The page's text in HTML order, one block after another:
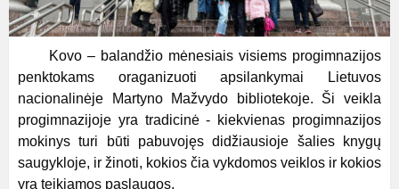
Kovo – balandžio mėnesiais visiems progimnazijos
penktokams oraganizuoti apsilankymai Lietuvos
nacionalinėje Martyno Mažvydo bibliotekoje. Ši veikla
progimnazijoje yra tradicinė - kiekvienas progimnazijos
mokinys turi būti pabuvojęs didžiausioje šalies knygų
saugykloje, ir žinoti, kokios čia vykdomos veiklos ir kokios
yra teikiamos paslaugos.